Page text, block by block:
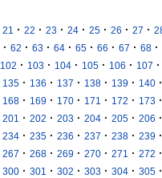
21 · 22 · 23 · 24 · 25 · 26 · 27 ·
· 62 · 63 · 64 · 65 · 66 · 67 · 68 ·
102 · 103 · 104 · 105 · 106 · 107 ·
135 · 136 · 137 · 138 · 139 · 140 ·
168 · 169 · 170 · 171 · 172 · 173 ·
201 · 202 · 203 · 204 · 205 · 206 ·
234 · 235 · 236 · 237 · 238 · 239 ·
267 · 268 · 269 · 270 · 271 · 272 ·
300 · 301 · 302 · 303 · 304 · 305 ·